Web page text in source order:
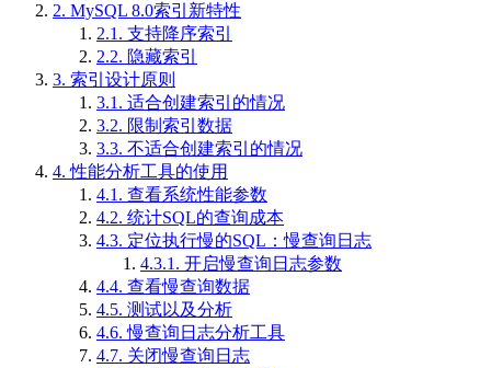
2. MySQL 8.0索引新特性
2.1. 支持降序索引
2.2. 隐藏索引
3. 索引设计原则
3.1. 适合创建索引的情况
3.2. 限制索引数据
3.3. 不适合创建索引的情况
4. 性能分析工具的使用
4.1. 查看系统性能参数
4.2. 统计SQL的查询成本
4.3. 定位执行慢的SQL：慢查询日志
4.3.1. 开启慢查询日志参数
4.4. 查看慢查询数据
4.5. 测试以及分析
4.6. 慢查询日志分析工具
4.7. 关闭慢查询日志